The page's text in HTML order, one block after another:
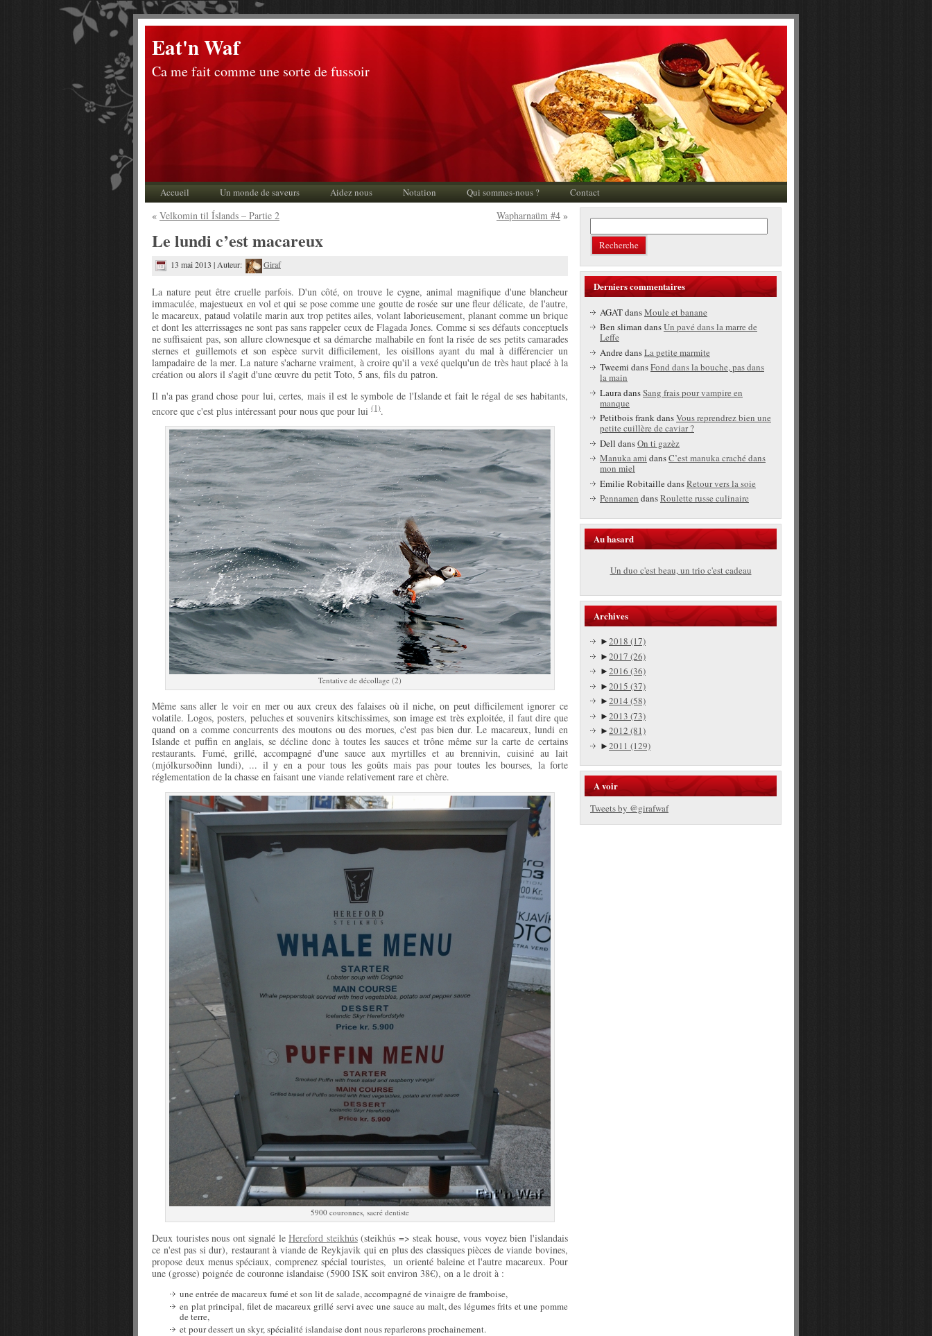
Eat'n Waf
Ca me fait comme une sorte de fussoir
Accueil Un monde de saveurs Aidez nous Notation Qui sommes-nous ? Contact
« Velkomin til Íslands – Partie 2 Wapharnaüm #4 »
Le lundi c’est macareux
13 mai 2013 | Auteur: Giraf
La nature peut être cruelle parfois. D'un côté, on trouve le cygne, animal magnifique d'une blancheur
immaculée, majestueux en vol et qui se pose comme une goutte de rosée sur une fleur délicate, de l'autre,
le macareux, pataud volatile marin aux trop petites ailes, volant laborieusement, planant comme un brique
et dont les atterrissages ne sont pas sans rappeler ceux de Flagada Jones. Comme si ses défauts conceptuels
ne suffisaient pas, son allure clownesque et sa démarche malhabile en font la risée de ses petits camarades
sternes et guillemots et son espèce survit difficilement, les oisillons ayant du mal à différencier un
lampadaire de la mer. La nature s'acharne vraiment, à croire qu'il a vexé quelqu'un de très haut placé à la
création ou alors il s'agit d'une œuvre du petit Toto, 5 ans, fils du patron.
Il n'a pas grand chose pour lui, certes, mais il est le symbole de l'Islande et fait le régal de ses habitants,
encore que c'est plus intéressant pour nous que pour lui (1).
Tentative de décollage (2)
Même sans aller le voir en mer ou aux creux des falaises où il niche, on peut difficilement ignorer ce
volatile. Logos, posters, peluches et souvenirs kitschissimes, son image est très exploitée, il faut dire que
quand on a comme concurrents des moutons ou des morues, c'est pas bien dur. Le macareux, lundi en
Islande et puffin en anglais, se décline donc à toutes les sauces et trône même sur la carte de certains
restaurants. Fumé, grillé, accompagné d'une sauce aux myrtilles et au brennivin, cuisiné au lait
(mjólkursoðinn lundi), ... il y en a pour tous les goûts mais pas pour toutes les bourses, la forte
réglementation de la chasse en faisant une viande relativement rare et chère.
5900 couronnes, sacré dentiste
Deux touristes nous ont signalé leHereford steikhús(steikhús => steak house, vous voyez bien l'islandais
ce n'est pas si dur), restaurant à viande de Reykjavik qui en plus des classiques pièces de viande bovines,
propose deux menus spéciaux, comprenez spécial touristes, un orienté baleine et l'autre macareux. Pour
une (grosse) poignée de couronne islandaise (5900 ISK soit environ 38€), on a le droit à :
une entrée de macareux fumé et son lit de salade, accompagné de vinaigre de framboise,
en plat principal, filet de macareux grillé servi avec une sauce au malt, des légumes frits et une pomme
de terre,
et pour dessert un skyr, spécialité islandaise dont nous reparlerons prochainement.
Derniers commentaires
AGATdansMoule et banane
Ben sliman dansUn pavé dans la marre de
Leffe
AndredansLa petite marmite
Tweemi dansFond dans la bouche, pas dans
la main
Laura dansSang frais pour vampire en
manque
Petitbois frankdansVous reprendrez bien une
petite cuillère de caviar ?
Dell dansOn ti gazèz
Manuka ami dansC’est manuka craché dans
mon miel
Emilie RobitailledansRetour vers la soie
Pennamen dansRoulette russe culinaire
Au hasard
Un duo c'est beau, un trio c'est cadeau
Archives
►2018 (17)
►2017 (26)
►2016 (36)
►2015 (37)
►2014 (58)
►2013 (73)
►2012 (81)
►2011 (129)
A voir
Tweets by @girafwaf